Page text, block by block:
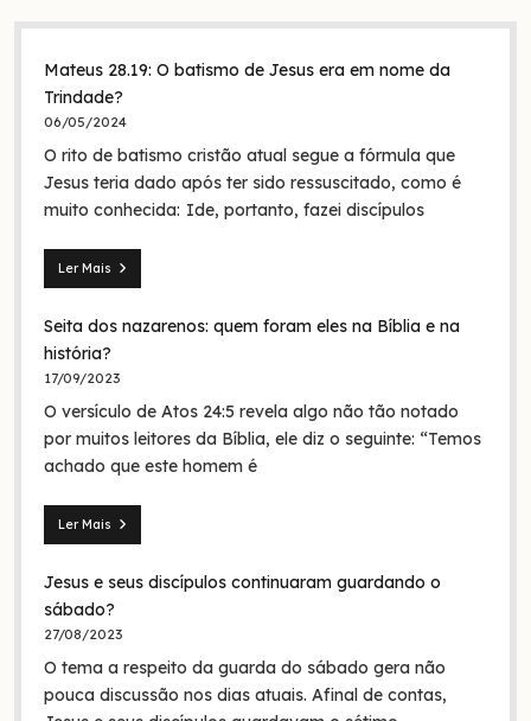
Mateus 28.19: O batismo de Jesus era em nome da
Trindade?
06/05/2024
O rito de batismo cristão atual segue a fórmula que
Jesus teria dado após ter sido ressuscitado, como é
muito conhecida: Ide, portanto, fazei discípulos
Ler Mais
Mateus
O
batismo
de
era
em
nome
da
Seita dos nazarenos: quem foram eles na Bíblia e na
história?
17/09/2023
O versículo de Atos 24:5 revela algo não tão notado
por muitos leitores da Bíblia, ele diz o seguinte: “Temos
achado que este homem é
Ler Mais
Seita
nazarenos:
quem
foram
na
Bíblia
Jesus e seus discípulos continuaram guardando o
sábado?
27/08/2023
O tema a respeito da guarda do sábado gera não
pouca discussão nos dias atuais. Afinal de contas,